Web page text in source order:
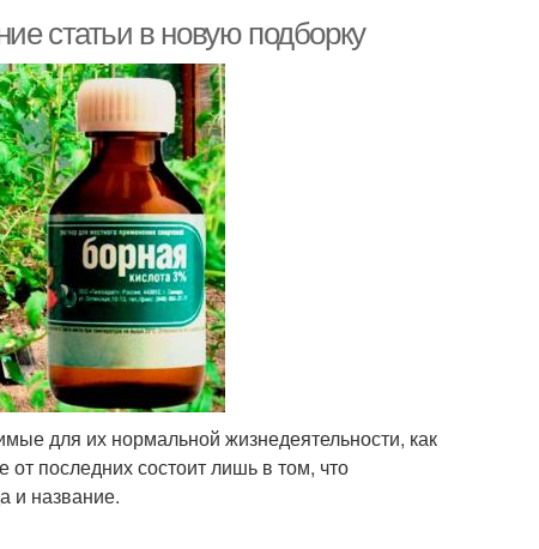
статьи в новую подборку
для их нормальной жизнедеятельности, как
последних состоит лишь в том, что
и название.